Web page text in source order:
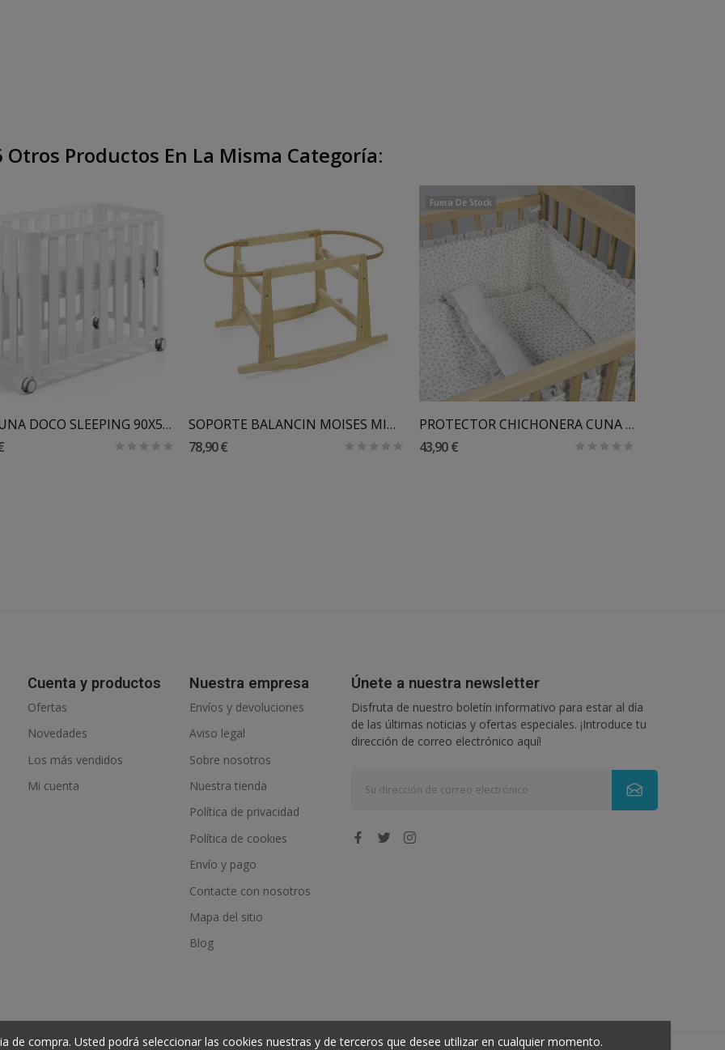
Otros Productos En La Misma Categoría:
MINICUNA DOCO SLEEPING 90X50 COTINFANT SIN COLCHON
Añadir Al Carrito
SOPORTE BALANCIN MOISES MIMBRE WALKING MUM
78,90 €
Fuera De Stock
PROTECTOR CHICHONERA CUNA 120X60 LITTLE BLOOM...
43,90 €
Cuenta y productos
Ofertas
Novedades
Los más vendidos
Mi cuenta
Nuestra empresa
Envíos y devoluciones
Aviso legal
Sobre nosotros
Nuestra tienda
Política de privacidad
Política de cookies
Envío y pago
Contacte con nosotros
Mapa del sitio
Blog
Únete a nuestra newsletter
Disfruta de nuestro boletín informativo para estar al día
de las últimas noticias y ofertas especiales. ¡Introduce tu
dirección de correo electrónico aquí!
de compra. Usted podrá seleccionar las cookies nuestras y de terceros que desee utilizar en cualquier momento.